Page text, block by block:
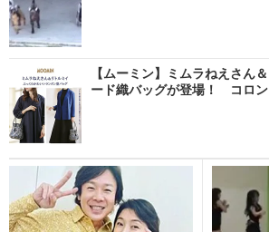
【ムーミン】ミムラねえさん
ード織バッグが登場！ コロ